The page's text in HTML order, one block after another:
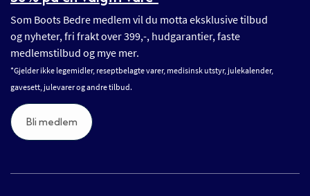
Som Boots Bedre medlem vil du motta eksklusive tilbud
og nyheter, fri frakt over 399,-, hudgarantier, faste
medlemstilbud og mye mer.
*Gjelder ikke legemidler, reseptbelagte varer, medisinsk utstyr, julekalender,
gavesett, julevarer og andre tilbud.
Bli medlem